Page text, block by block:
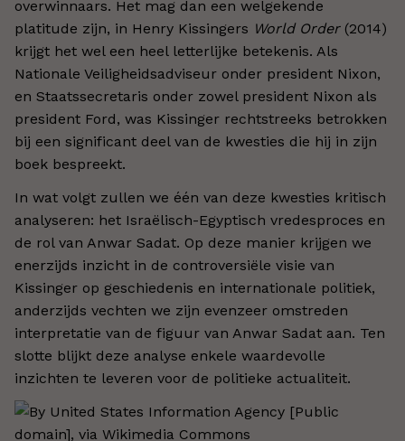
overwinnaars. Het mag dan een welgekende
platitude zijn, in Henry Kissingers World Order(2014)
krijgt het wel een heel letterlijke betekenis. Als
Nationale Veiligheidsadviseur onder president Nixon,
en Staatssecretaris onder zowel president Nixon als
president Ford, was Kissinger rechtstreeks betrokken
bij een significant deel van de kwesties die hij in zijn
boek bespreekt.
In wat volgt zullen we één van deze kwesties kritisch
analyseren: het Israëlisch-Egyptisch vredesproces en
de rol van Anwar Sadat. Op deze manier krijgen we
enerzijds inzicht in de controversiële visie van
Kissinger op geschiedenis en internationale politiek,
anderzijds vechten we zijn evenzeer omstreden
interpretatie van de figuur van Anwar Sadat aan. Ten
slotte blijkt deze analyse enkele waardevolle
inzichten te leveren voor de politieke actualiteit.